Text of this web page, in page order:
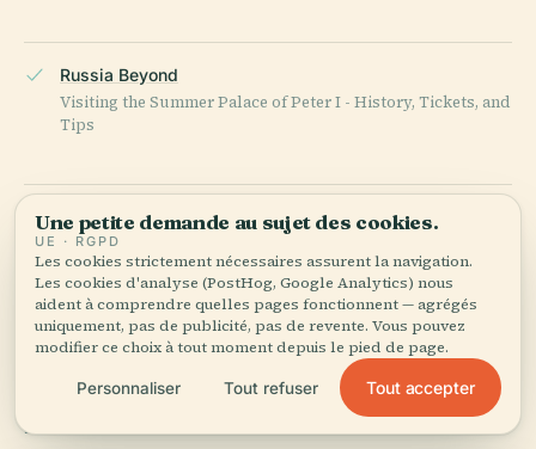
Russia Beyond
Visiting the Summer Palace of Peter I - History, Tickets, and
Tips
Hermitage Museum
Visitor Tips for Summer Palace of Peter I - Hours, Tickets,
and More in Saint Petersburg
Wikipedia — Palais d'Été (Saint-Pétersbourg)
DERNIÈRE RÉVISION :
Une petite demande au sujet des cookies.
UE · RGPD
Les cookies strictement nécessaires assurent la navigation.
Les cookies d'analyse (PostHog, Google Analytics) nous
aident à comprendre quelles pages fonctionnent — agrégés
uniquement, pas de publicité, pas de revente. Vous pouvez
modifier ce choix à tout moment depuis le pied de page.
Personnaliser Tout refuser Tout accepter